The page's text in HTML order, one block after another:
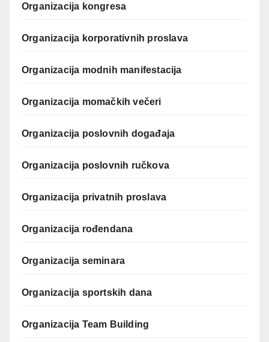
Organizacija kongresa
Organizacija korporativnih proslava
Organizacija modnih manifestacija
Organizacija momačkih večeri
Organizacija poslovnih događaja
Organizacija poslovnih ručkova
Organizacija privatnih proslava
Organizacija rođendana
Organizacija seminara
Organizacija sportskih dana
Organizacija Team Building